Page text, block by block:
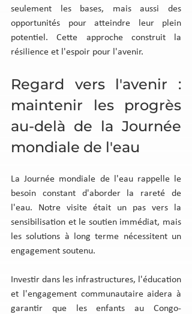
seulement les bases, mais aussi des
opportunités pour atteindre leur plein
potentiel. Cette approche construit la
résilience et l'espoir pour l'avenir.
Regard vers l'avenir :
maintenir les progrès
au-delà de la Journée
mondiale de l'eau
La Journée mondiale de l'eau rappelle le
besoin constant d'aborder la rareté de
l'eau. Notre visite était un pas vers la
sensibilisation et le soutien immédiat, mais
les solutions à long terme nécessitent un
engagement soutenu.
Investir dans les infrastructures, l'éducation
et l'engagement communautaire aidera à
garantir que les enfants au Congo-